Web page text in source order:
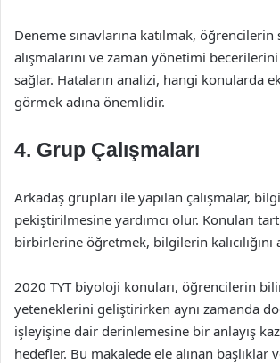
Deneme sınavlarına katılmak, öğrencilerin
alışmalarını ve zaman yönetimi
sağlar. Hataların analizi, hangi konularda
görmek adına önemlidir.
4. Grup Çalışmaları
Arkadaş grupları ile yapılan çalışmalar,
pekiştirilmesine yardımcı olur. Konuları
birbirlerine öğretmek, bilgilerin kalıcılığını
2020 TYT biyoloji konuları, öğrencilerin
yeteneklerini geliştirirken aynı zamanda
işleyişine dair derinlemesine bir anlayış
hedefler. Bu makalede ele alınan başlıklar